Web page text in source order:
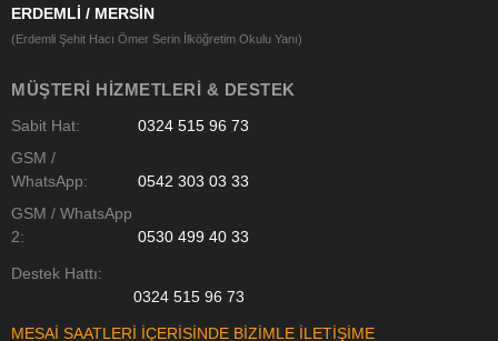
ERDEMLİ / MERSİN
(Erdemli Şehit Hacı Ömer Serin İlköğretim Okulu Yanı)
MÜŞTERI HIZMETLERI & DESTEK
Sabit Hat:
0324 515 96 73
GSM /
WhatsApp:
0542 303 03 33
GSM / WhatsApp
2:
0530 499 40 33
Destek Hattı:
0324 515 96 73
MESAİ SAATLERİ İÇERİSİNDE BİZİMLE İLETİŞİME